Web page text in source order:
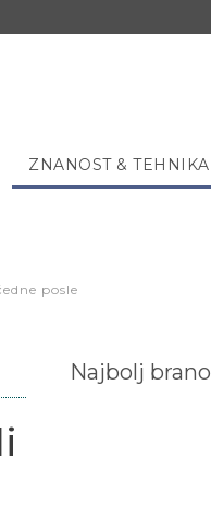
ZNANOST & TEHNIKA
posle
Najbolj brano